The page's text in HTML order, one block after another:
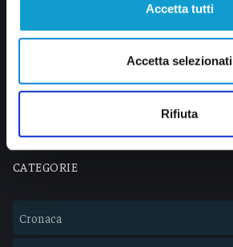
Accetta tutti
Accetta selezionati
Rifiuta
Lavora con noi
CATEGORIE
Cronaca